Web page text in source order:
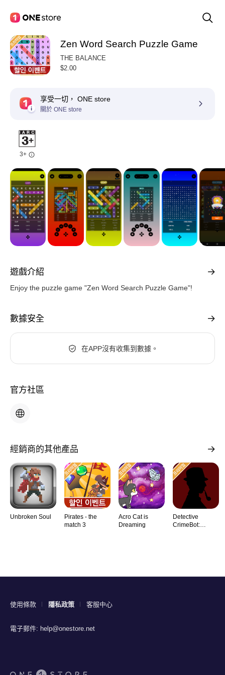
Zen Word Search Puzzle Game
THE BALANCE
$2.00
享受一切， ONE store
關於 ONE store
3+
遊戲介紹
Enjoy the puzzle game "Zen Word Search Puzzle Game"!
數據安全
在APP沒有收集到數據。
官方社區
經銷商的其他產品
Unbroken Soul
Pirates - the
match 3
Acro Cat is
Dreaming
Detective
CrimeBot:
使用條款 隱私政策 客服中心
電子郵件: help@onestore.net